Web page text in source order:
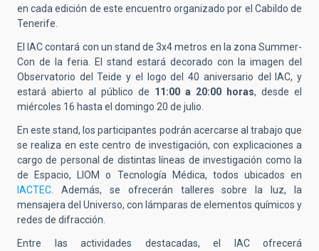
en cada edición de este encuentro organizado por el Cabildo de
Tenerife
El IACcontará con un stand de 3x4 metros en la zona Summer-
Con de la feria
El stand estará decorado con la imagen del
Observatorio del Teide y el logo del 40 aniversario del IAC, y
estará abierto al público de 11:00 a 20:00 horas, desde el
miércoles 16 hasta el domingo 20 de julio
En este stand, los participantes podrán acercarse al trabajo que
se realiza en este centro de investigación, con explicaciones a
cargo de personal de distintas líneas de investigación como la
de Espacio, LIOM o Tecnología Médica, todos ubicados en
IACTEC . Además, se ofrecerán talleres sobre la luz, la
mensajera del Universo, con lámparas de elementos químicos y
redes de difracción.
Entre las actividades destacadas, el IAC ofrecerá